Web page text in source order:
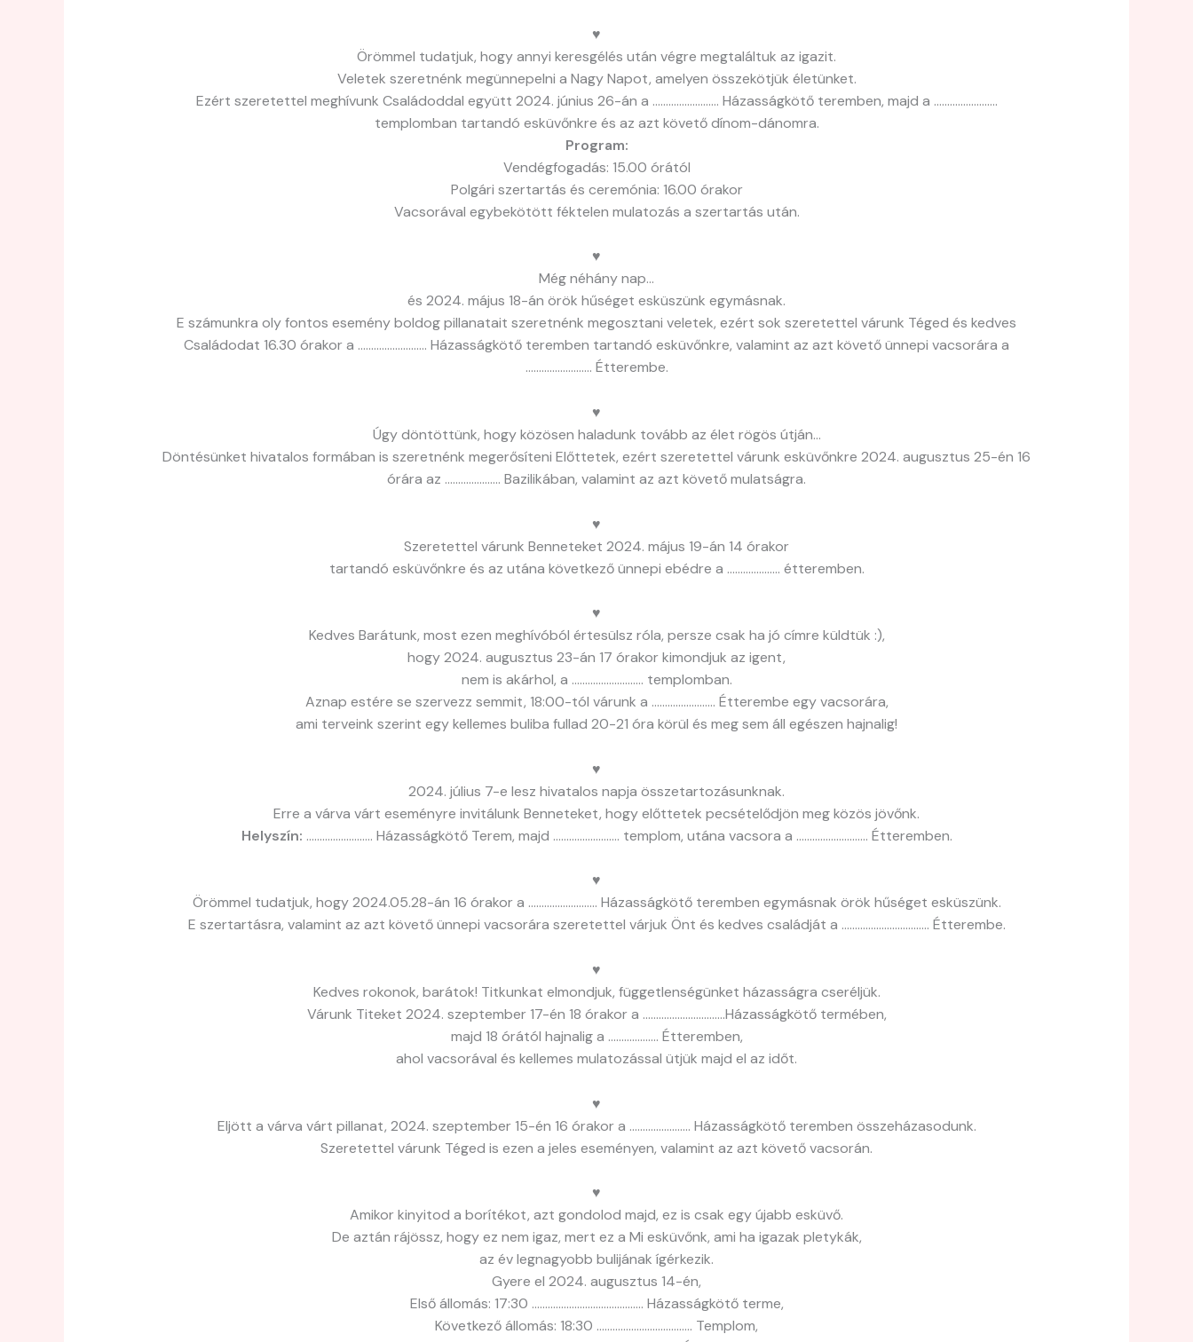
♥
Örömmel tudatjuk, hogy annyi keresgélés után végre megtaláltuk az igazit.
Veletek szeretnénk megünnepelni a Nagy Napot, amelyen összekötjük életünket.
Ezért szeretettel meghívunk Családoddal együtt 2024. június 26-án a ……………………. Házasságkötő teremben, majd a ……………………
templomban tartandó esküvőnkre és az azt követő dínom-dánomra.
Program:
Vendégfogadás: 15.00 órától
Polgári szertartás és ceremónia: 16.00 órakor
Vacsorával egybekötött féktelen mulatozás a szertartás után.
♥
Még néhány nap…
és 2024. május 18-án örök hűséget esküszünk egymásnak.
E számunkra oly fontos esemény boldog pillanatait szeretnénk megosztani veletek, ezért sok szeretettel várunk Téged és kedves
Családodat 16.30 órakor a …………………….. Házasságkötő teremben tartandó esküvőnkre, valamint az azt követő ünnepi vacsorára a
……………………. Étterembe.
♥
Úgy döntöttünk, hogy közösen haladunk tovább az élet rögös útján…
Döntésünket hivatalos formában is szeretnénk megerősíteni Előttetek, ezért szeretettel várunk esküvőnkre 2024. augusztus 25-én 16
órára az ………………… Bazilikában, valamint az azt követő mulatságra.
♥
Szeretettel várunk Benneteket 2024. május 19-án 14 órakor
tartandó esküvőnkre és az utána következő ünnepi ebédre a ……………….. étteremben.
♥
Kedves Barátunk, most ezen meghívóból értesülsz róla, persze csak ha jó címre küldtük :),
hogy 2024. augusztus 23-án 17 órakor kimondjuk az igent,
nem is akárhol, a ……………………… templomban.
Aznap estére se szervezz semmit, 18:00-tól várunk a …………………… Étterembe egy vacsorára,
ami terveink szerint egy kellemes buliba fullad 20-21 óra körül és meg sem áll egészen hajnalig!
♥
2024. július 7-e lesz hivatalos napja összetartozásunknak.
Erre a várva várt eseményre invitálunk Benneteket, hogy előttetek pecsételődjön meg közös jövőnk.
Helyszín: ……………………. Házasságkötő Terem, majd ……………………. templom, utána vacsora a ……………………… Étteremben.
♥
Örömmel tudatjuk, hogy 2024.05.28-án 16 órakor a …………………….. Házasságkötő teremben egymásnak örök hűséget esküszünk.
E szertartásra, valamint az azt követő ünnepi vacsorára szeretettel várjuk Önt és kedves családját a …………………………… Étterembe.
♥
Kedves rokonok, barátok! Titkunkat elmondjuk, függetlenségünket házasságra cseréljük.
Várunk Titeket 2024. szeptember 17-én 18 órakor a ………………………….Házasságkötő termében,
majd 18 órától hajnalig a ………………. Étteremben,
ahol vacsorával és kellemes mulatozással ütjük majd el az időt.
♥
Eljött a várva várt pillanat, 2024. szeptember 15-én 16 órakor a ………………….. Házasságkötő teremben összeházasodunk.
Szeretettel várunk Téged is ezen a jeles eseményen, valamint az azt követő vacsorán.
♥
Amikor kinyitod a borítékot, azt gondolod majd, ez is csak egy újabb esküvő.
De aztán rájössz, hogy ez nem igaz, mert ez a Mi esküvőnk, ami ha igazak pletykák,
az év legnagyobb bulijának ígérkezik.
Gyere el 2024. augusztus 14-én,
Első állomás: 17:30 …………………………………… Házasságkötő terme,
Következő állomás: 18:30 ……………………………… Templom,